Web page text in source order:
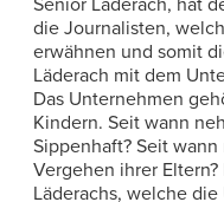
die Journalisten,
erwähnen und somit
Läderach mit dem
Das Unternehmen
Kindern. Seit wann
Sippenhaft? Seit
Vergehen ihrer
Läderachs, welche